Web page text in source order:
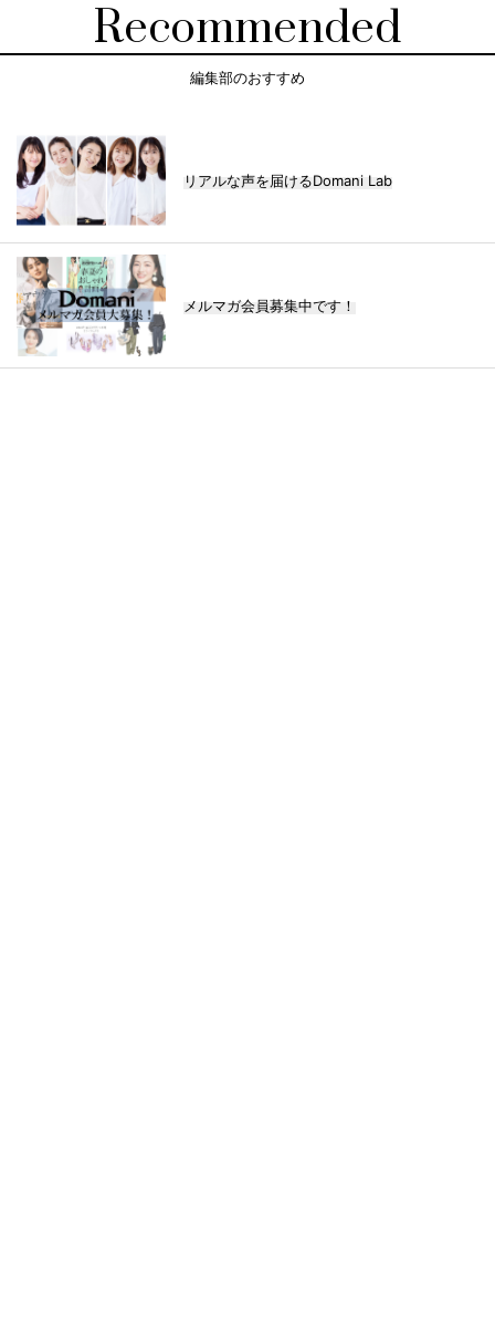
Recommended
編集部のおすすめ
リアルな声を届けるDomani Lab
メルマガ会員募集中です！